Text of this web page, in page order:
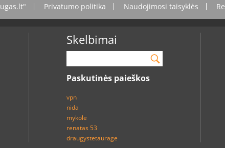
Privatumo politika Naudojimosi taisyklės
Skelbimai
Paskutinės paieškos
vpn
nida
mykole
renatas 53
draugystetaurage